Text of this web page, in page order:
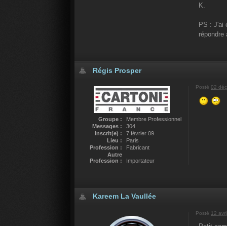
K.
PS : J'ai
Régis Prosper
Groupe :
Membre Professionnel
Messages :
304
Inscrit(e) :
7 février 09
Lieu :
Paris
Profession :
Fabricant
Autre
Profession :
Importateur
Posté 02
Kareem La Vaullée
Posté 12